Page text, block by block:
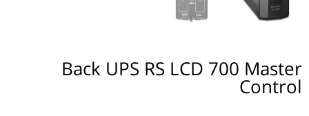
Back UPS RS LCD 700 Master
Control